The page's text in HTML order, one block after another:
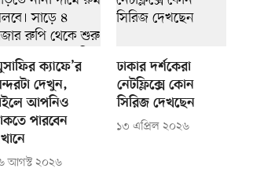
ক্যাফে’র
দেখুন,
আপনিও
পারবেন
আগস্ট ২০২৬
ঢাকার দর্শকেরা
নেটফ্লিক্সে কোন
সিরিজ দেখছেন
১৩ এপ্রিল ২০২৬